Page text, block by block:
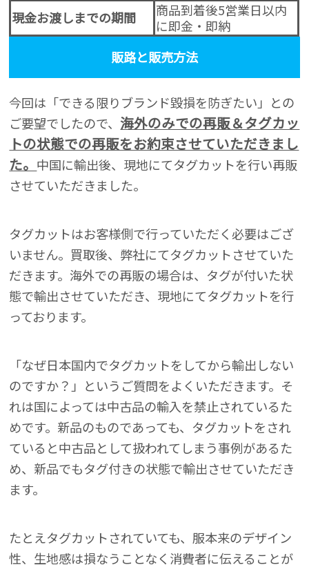
現金お渡しまでの期間
商品到着後5営業日以内
に即金・即納
販路と販売方法
今回は「できる限りブランド毀損を防ぎたい」との
ご要望でしたので、 海外のみでの再販＆タグカッ
トの状態での再販をお約束させていただきまし
た。 中国に輸出後、現地にてタグカットを行い再販
させていただきました。
タグカットはお客様側で行っていただく必要はござ
いません。買取後、弊社にてタグカットさせていた
だきます。海外での再販の場合は、タグが付いた状
態で輸出させていただき、現地にてタグカットを行
っております。
「なぜ日本国内でタグカットをしてから輸出しない
のですか？」というご質問をよくいただきます。そ
れは国によっては中古品の輸入を禁止されているた
めです。新品のものであっても、タグカットをされ
ていると中古品として扱われてしまう事例があるた
め、新品でもタグ付きの状態で輸出させていただき
ます。
たとえタグカットされていても、服本来のデザイン
性、生地感は損なうことなく消費者に伝えることが